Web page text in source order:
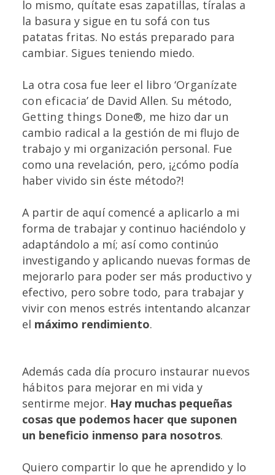
lo mismo, quítate esas zapatillas, tíralas a
la basura y sigue en tu sofá con tus
patatas fritas. No estás preparado para
cambiar. Sigues teniendo miedo.
La otra cosa fue leer el libro ‘Organízate
con eficacia’ de David Allen. Su método,
Getting things Done®, me hizo dar un
cambio radical a la gestión de mi flujo de
trabajo y mi organización personal. Fue
como una revelación, pero, ¡¿cómo podía
haber vivido sin éste método?!
A partir de aquí comencé a aplicarlo a mi
forma de trabajar y continuo haciéndolo y
adaptándolo a mí; así como continúo
investigando y aplicando nuevas formas de
mejorarlo para poder ser más productivo y
efectivo, pero sobre todo, para trabajar y
vivir con menos estrés intentando alcanzar
el máximo rendimiento.
Además cada día procuro instaurar nuevos
hábitos para mejorar en mi vida y
sentirme mejor. Hay muchas pequeñas
cosas que podemos hacer que suponen
un beneficio inmenso para nosotros.
Quiero compartir lo que he aprendido y lo